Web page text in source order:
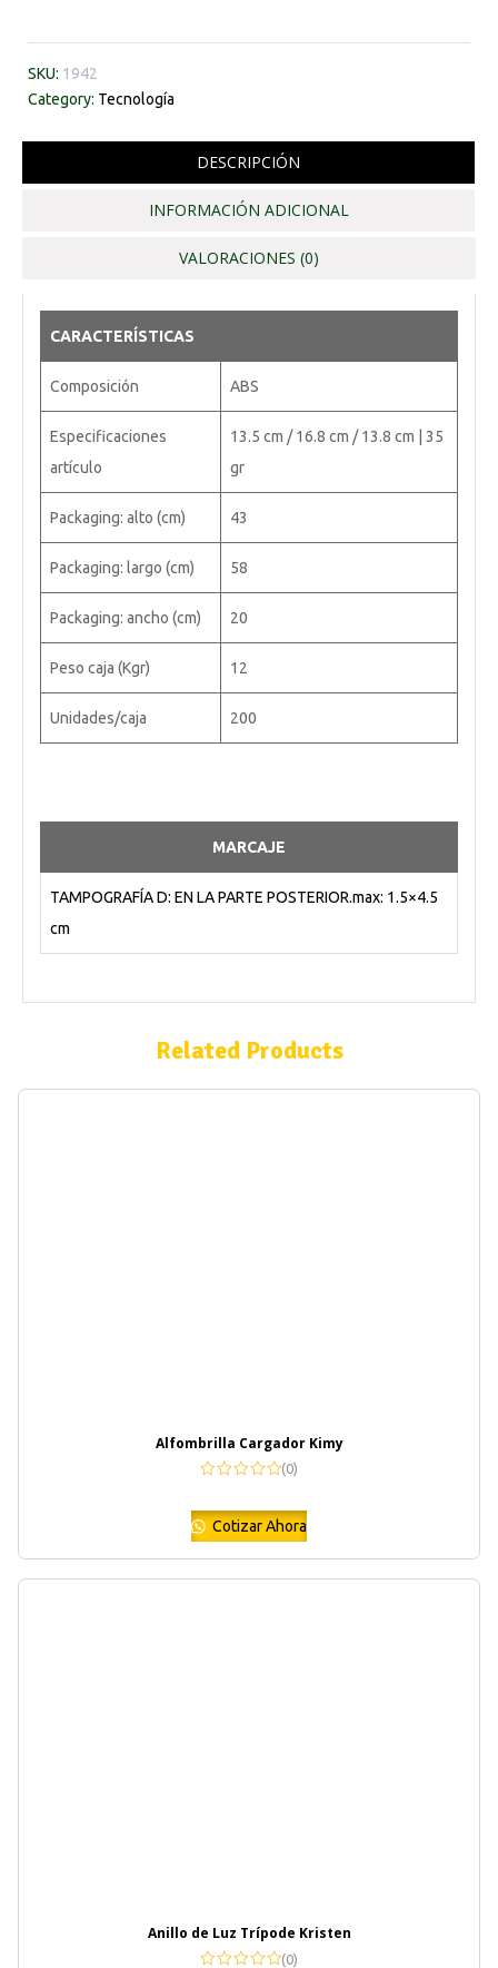
SKU: 1942
Category: Tecnología
DESCRIPCIÓN
INFORMACIÓN ADICIONAL
VALORACIONES (0)
CARACTERÍSTICAS
Composición ABS
Especificaciones
artículo
13.5 cm / 16.8 cm / 13.8 cm | 35
gr
Packaging: alto (cm) 43
Packaging: largo (cm) 58
Packaging: ancho (cm) 20
Peso caja (Kgr) 12
Unidades/caja 200
MARCAJE
TAMPOGRAFÍA D: EN LA PARTE POSTERIOR.max: 1.5×4.5
cm
Related Products
Alfombrilla Cargador Kimy
(0)
Cotizar Ahora
Anillo de Luz Trípode Kristen
(0)